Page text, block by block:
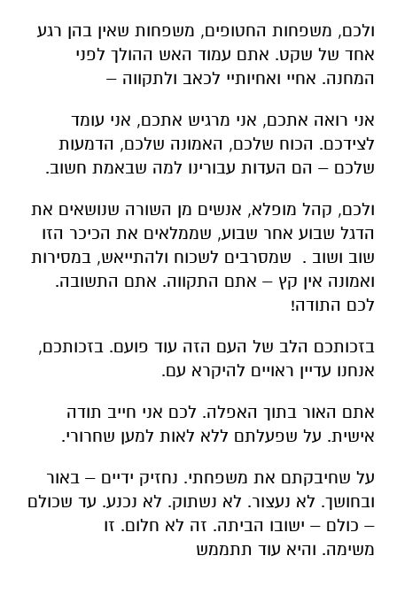
ולכם, משפחות החטופים, משפחות שאין בהן רגע
אחד של שקט. אתם עמוד האש ההולך לפני
המחנה. אחיי ואחיותיי לכאב ולתקווה –
אני רואה אתכם, אני מרגיש אתכם, אני עומד
לצידכם. הכוח שלכם, האמונה שלכם, הדמעות
שלכם – הם העדות עבורינו למה שבאמת חשוב.
ולכם, קהל מופלא, אנשים מן השורה שנושאים את
הדגל שבוע אחר שבוע, שממלאים את הכיכר הזו
שוב ושוב . שמסרבים לשכוח ולהתייאש, במסירות
ואמונה אין קץ – אתם התקווה. אתם התשובה.
לכם התודה!
בזכותכם הלב של העם הזה עוד פועם. בזכותכם,
אנחנו עדיין ראויים להיקרא עם.
אתם האור בתוך האפלה. לכם אני חייב תודה
אישית. על שפעלתם ללא לאות למען שחרורי.
על שחיבקתם את משפחתי. נחזיק ידיים – באור
ובחושך. לא נעצור. לא נשתוק. לא נכנע. עד שכולם
– כולם – ישובו הביתה. זה לא חלום. זו
משימה. והיא עוד תתממש